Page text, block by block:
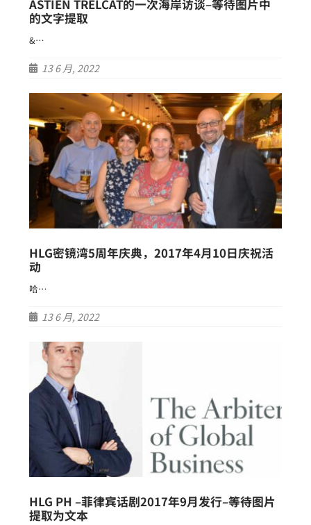
ASTIEN TRELCAT的一次海岸访谈–等待图片中
的文字提取
&…
13 6 月, 2022
HLG密镜湾5周年庆典，2017年4月10日庆祝活
动
哈…
13 6 月, 2022
HLG PH –菲律宾话剧2017年9月发行–等待图片
提取为文本